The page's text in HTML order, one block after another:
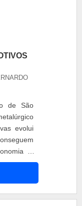
de São
evolui
e
e uso
metais
devido